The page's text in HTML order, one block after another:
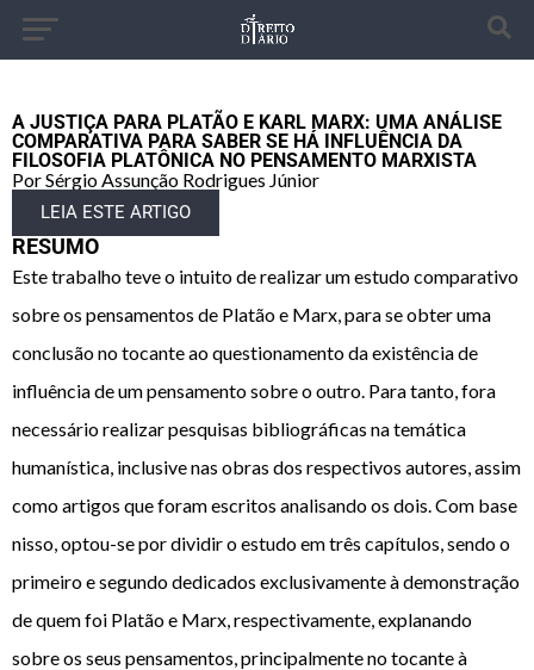
A JUSTIÇA PARA PLATÃO E KARL MARX: UMA ANÁLISE
COMPARATIVA PARA SABER SE HÁ INFLUÊNCIA DA
FILOSOFIA PLATÔNICA NO PENSAMENTO MARXISTA
Por Sérgio Assunção Rodrigues Júnior
LEIA ESTE ARTIGO
RESUMO
Este trabalho teve o intuito de realizar um estudo comparativo
sobre os pensamentos de Platão e Marx, para se obter uma
conclusão no tocante ao questionamento da existência de
influência de um pensamento sobre o outro. Para tanto, fora
necessário realizar pesquisas bibliográficas na temática
humanística, inclusive nas obras dos respectivos autores, assim
como artigos que foram escritos analisando os dois. Com base
nisso, optou-se por dividir o estudo em três capítulos, sendo o
primeiro e segundo dedicados exclusivamente à demonstração
de quem foi Platão e Marx, respectivamente, explanando
sobre os seus pensamentos, principalmente no tocante à